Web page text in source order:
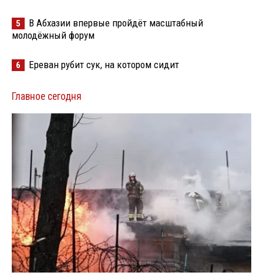
5
В Абхазии впервые пройдёт масштабный
молодёжный форум
6 Ереван рубит сук, на котором сидит
Главное сегодня